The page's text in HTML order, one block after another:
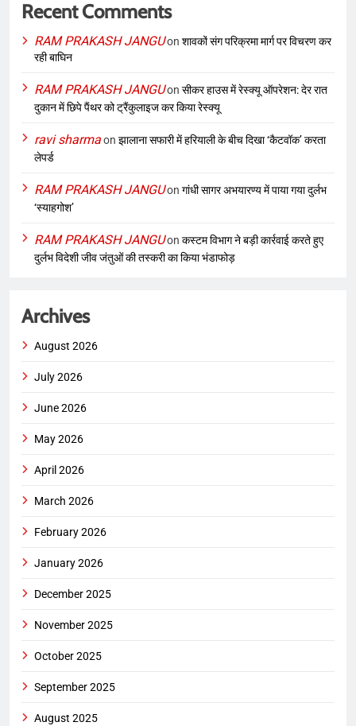
Recent Comments
RAM PRAKASH JANGUon शावकों संग परिक्रमा मार्ग पर विचरण कर
रही बाघिन
RAM PRAKASH JANGUon सीकर हाउस में रेस्क्यू ऑपरेशन: देर रात
दुकान में छिपे पैंथर को ट्रैंकुलाइज कर किया रेस्क्यू
ravi sharmaon झालाना सफारी में हरियाली के बीच दिखा ‘कैटवॉक’ करता
लेपर्ड
RAM PRAKASH JANGUon गांधी सागर अभयारण्य में पाया गया दुर्लभ
‘स्याहगोश’
RAM PRAKASH JANGUon कस्टम विभाग ने बड़ी कार्रवाई करते हुए
दुर्लभ विदेशी जीव जंतुओं की तस्करी का किया भंडाफोड़
Archives
August 2026
July 2026
June 2026
May 2026
April 2026
March 2026
February 2026
January 2026
December 2025
November 2025
October 2025
September 2025
August 2025